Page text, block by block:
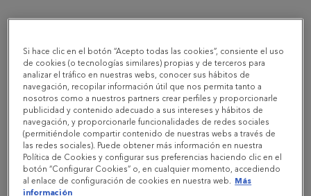
Elcolágenoes la proteína más abundante de
nuestro cuerpo y constituye el 70% de
nuestra piel. Sin embargo, a partir de los 30
años su producción disminuye un 1% por
año[1]. Por este motivo, complementar con
colágeno es recomendable ya que éste
Si hace clic en el botón “Acepto todas las cookies”, consiente el uso
de cookies (o tecnologías similares) propias y de terceros para
analizar el tráfico en nuestras webs, conocer sus hábitos de
navegación, recopilar información útil que nos permita tanto a
nosotros como a nuestros partners crear perfiles y proporcionarle
publicidad y contenido adecuado a sus intereses y hábitos de
navegación, y proporcionarle funcionalidades de redes sociales
(permitiéndole compartir contenido de nuestras webs a través de
las redes sociales). Puede obtener más información en nuestra
Política de Cookies y configurar sus preferencias haciendo clic en el
botón “Configurar Cookies” o, en cualquier momento, accediendo
al enlace de configuración de cookies en nuestra web. Más
información